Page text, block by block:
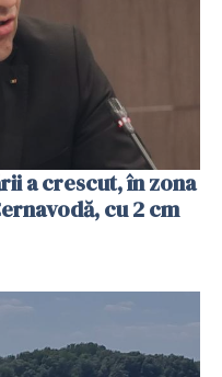
a crescut, în zona
cu 2 cm